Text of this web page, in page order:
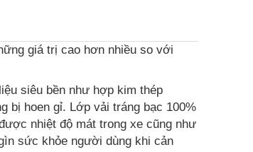
giá trị cao hơn nhiều so với
siêu bền như hợp kim thép
bị hoen gỉ. Lớp vải tráng bạc 100%
nhiệt độ mát trong xe cũng như
sức khỏe người dùng khi cản